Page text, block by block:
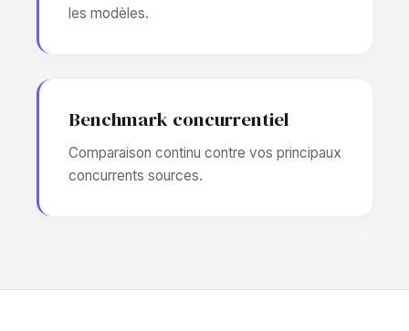
les modèles.
Benchmark concurrentiel
Comparaison continu contre vos principaux
concurrents sources.